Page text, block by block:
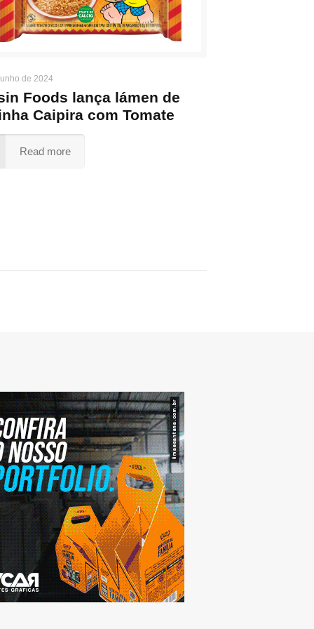
de 2024
Foods lança lámen de
Caipira com Tomate
Read more